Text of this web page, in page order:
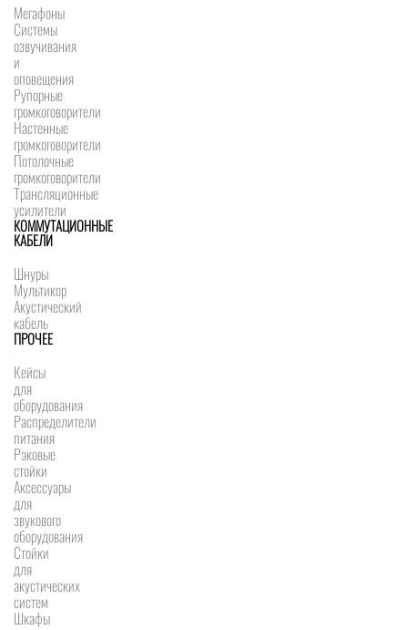
Мегафоны
Системы
озвучивания
и
оповещения
Рупорные
громкоговорители
Настенные
громкоговорители
Потолочные
громкоговорители
Трансляционные
усилители
КОММУТАЦИОННЫЕ
КАБЕЛИ
Шнуры
Мультикор
Акустический
кабель
ПРОЧЕЕ
Кейсы
для
оборудования
Распределители
питания
Рэковые
стойки
Аксессуары
для
звукового
оборудования
Стойки
для
акустических
систем
Шкафы